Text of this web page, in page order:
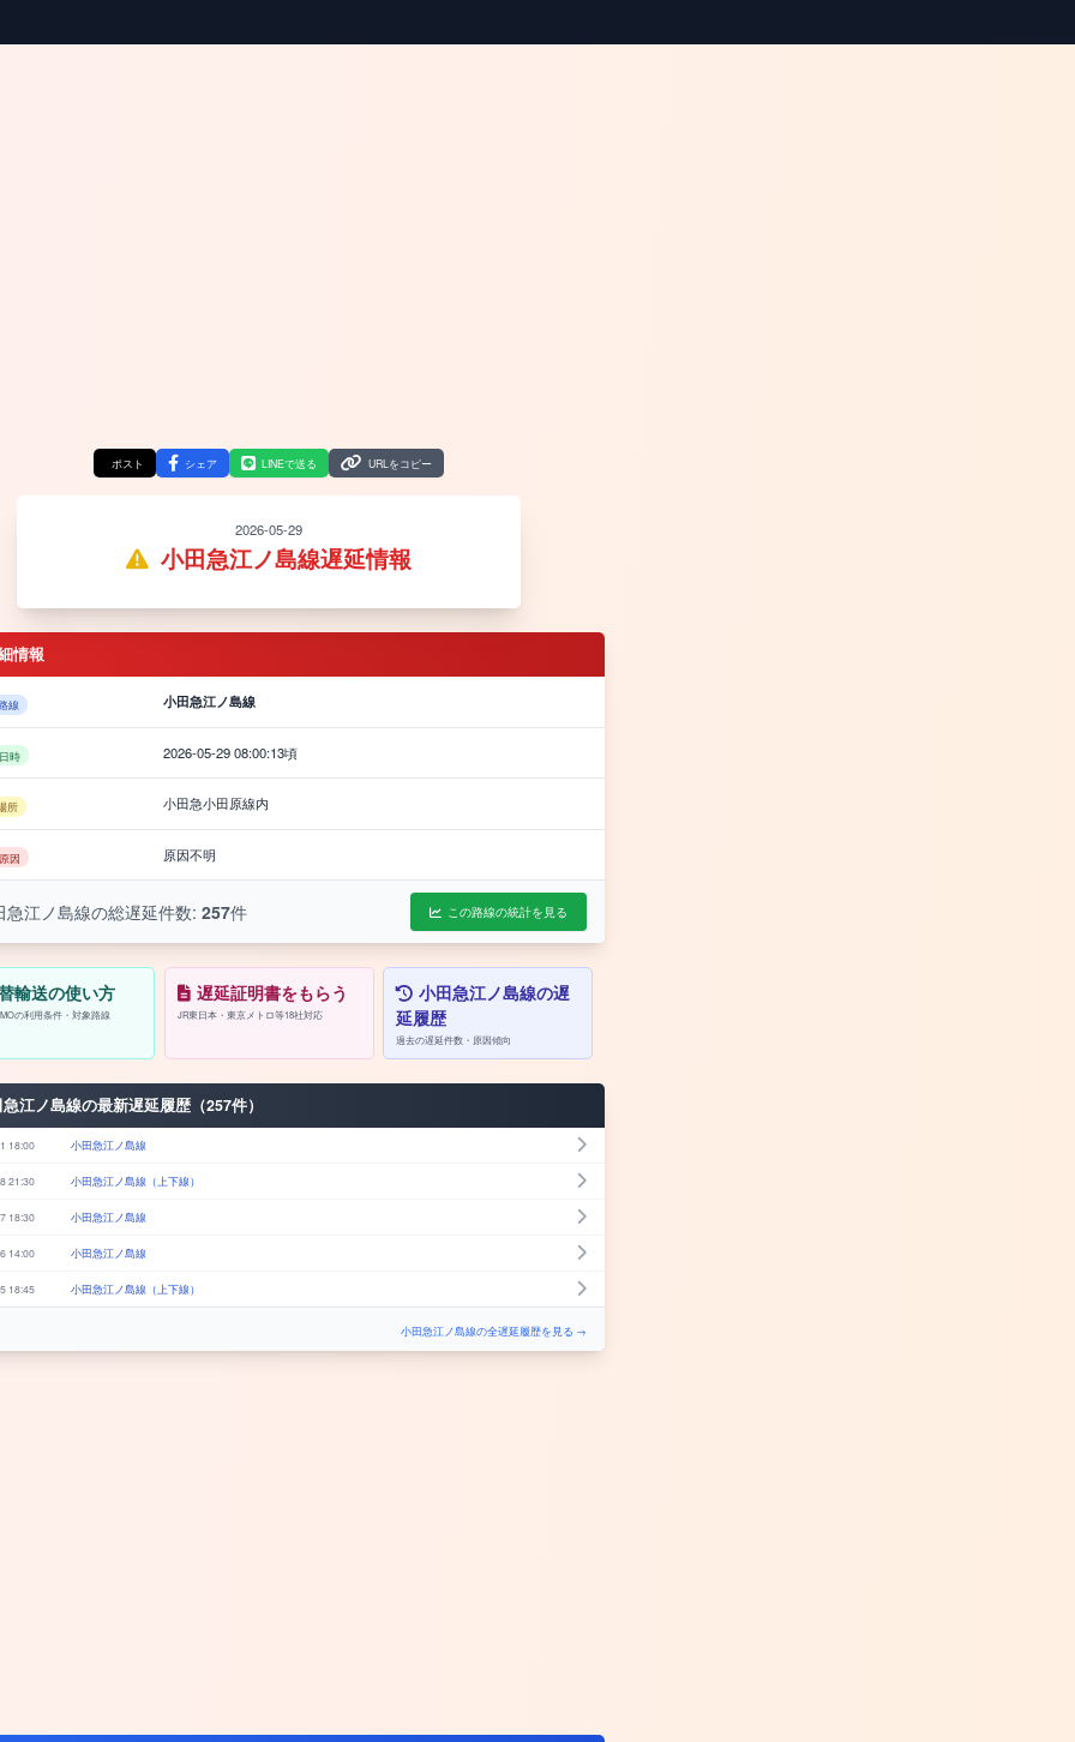
ポスト シェア LINEで送る URLをコピー
2026-05-29
小田急江ノ島線遅延情報
情報
線 小田急江ノ島線
時 2026-05-29 08:00:13頃
所 小田急小田原線内
因 原因不明
急江ノ島線の総遅延件数: 257件 この路線の統計を見る
輸送の使い方
の利用条件・対象路線
遅延証明書をもらう
JR東日本・東京メトロ等18社対応
小田急江ノ島線の遅
延履歴
過去の遅延件数・原因傾向
江ノ島線の最新遅延履歴（257件）
18:00 小田急江ノ島線
21:30 小田急江ノ島線（上下線）
18:30 小田急江ノ島線
14:00 小田急江ノ島線
18:45 小田急江ノ島線（上下線）
小田急江ノ島線の全遅延履歴を見る →